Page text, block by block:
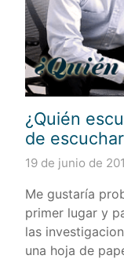
¿Quién
de
19 de junio de
Me gustaría
primer lugar y
las
una hoja de